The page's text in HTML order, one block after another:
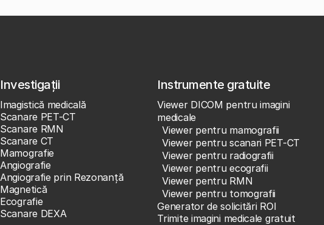
Investigații
Imagistică medicală
Scanare PET-CT
Scanare RMN
Scanare CT
Mamografie
Angiografie
Angiografie prin Rezonanță
Magnetică
Ecografie
Scanare DEXA
Instrumente gratuite
Viewer DICOM pentru imagini
medicale
Viewer pentru mamografii
Viewer pentru scanari PET-CT
Viewer pentru radiografii
Viewer pentru ecografii
Viewer pentru RMN
Viewer pentru tomografii
Generator de solicitări ROI
Trimite imagini medicale gratuit